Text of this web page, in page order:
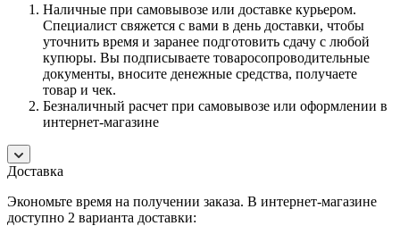
Наличные при самовывозе или доставке курьером.
Специалист свяжется с вами в день доставки, чтобы
уточнить время и заранее подготовить сдачу с любой
купюры. Вы подписываете товаросопроводительные
документы, вносите денежные средства, получаете
товар и чек.
Безналичный расчет при самовывозе или оформлении в
интернет-магазине
Доставка
Экономьте время на получении заказа. В интернет-магазине
доступно 2 варианта доставки: